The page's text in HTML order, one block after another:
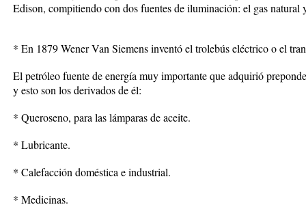
Edison, compitiendo con dos fuentes de iluminación: el gas natural
* En 1879 Wener Van Siemens inventó el trolebús eléctrico o el
El petróleo fuente de energía muy importante que adquirió
y esto son los derivados de él:
* Queroseno, para las lámparas de aceite.
* Lubricante.
* Calefacción doméstica e industrial.
* Medicinas.